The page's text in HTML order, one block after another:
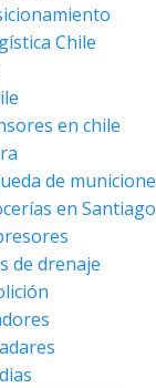
Chile
en chile
de
en Santiago
de drenaje